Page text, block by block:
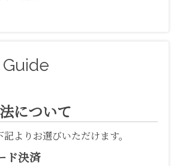
について
よりお選びいただけます。
ド決済